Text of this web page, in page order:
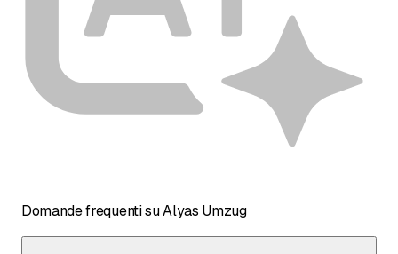
Domande frequenti su Alyas Umzug